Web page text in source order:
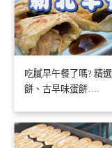
吃膩早午餐了嗎? 精
餅、古早味蛋餅….